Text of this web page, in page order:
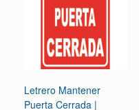
Letrero Mantener
Puerta Cerrada |